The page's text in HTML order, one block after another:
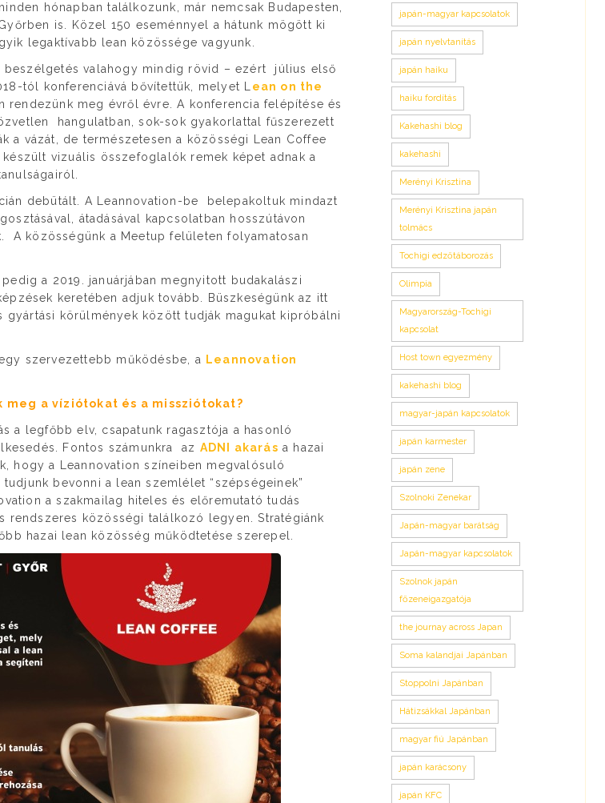
hónapban találkozunk, már nemcsak Budapesten,
is. Közel 150 eseménnyel a hátunk mögött ki
legaktívabb lean közössége vagyunk.
valahogy mindig rövid – ezért július első
tól konferenciává bővítettük, melyet L ean on the
rendezünk meg évről évre. A konferencia felépítése és
hangulatban, sok-sok gyakorlattal fűszerezett
a vázát, de természetesen a közösségi Lean Coffee
vizuális összefoglalók remek képet adnak a
debütált. A Leannovation-be belepakoltuk mindazt
átadásával kapcsolatban hosszútávon
A közösségünk a Meetup felületen folyamatosan
a 2019. januárjában megnyitott budakalászi
keretében adjuk tovább. Büszkeségünk az itt
körülmények között tudják magukat kipróbálni
szervezettebb működésbe, a
Leannovation
a víziótokat és a missziótokat?
a legfőbb elv, csapatunk ragasztója a hasonló
Fontos számunkra az ADNI akarás a hazai
hogy a Leannovation színeiben megvalósuló
bevonni a lean szemlélet “szépségeinek”
a szakmailag hiteles és előremutató tudás
rendszeres közösségi találkozó legyen. Stratégiánk
hazai lean közösség működtetése szerepel.
japán-magyar kapcsolatok
japán nyelvtanítás
japán haiku
haiku fordítás
Kakehashi blog
kakehashi
Merényi Krisztina
Merényi Krisztina japán
tolmács
Tochigi edzőtáborozás
Olimpia
Magyarország-Tochigi
kapcsolat
Host town egyezmény
kakehashi blog
magyar-japán kapcsolatok
japán karmester
japán zene
Szolnoki Zenekar
Japán-magyar barátság
Japán-magyar kapcsolatok
Szolnok japán
főzeneigazgatója
the journay across Japan
Soma kalandjai Japánban
Stoppolni Japánban
Hátizsákkal Japánban
magyar fiú Japánban
japán karácsony
japán KFC